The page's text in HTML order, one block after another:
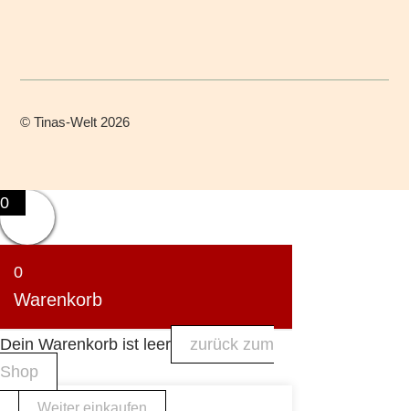
©Tinas-Welt 2026
0
0
Warenkorb
Dein Warenkorb ist leer
zurück zum
Shop
Weiter einkaufen